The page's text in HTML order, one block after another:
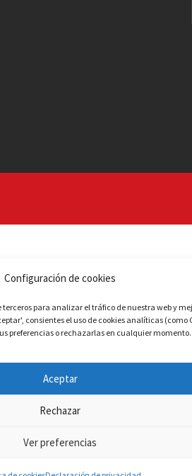
Configuración de cookies
terceros para analizar el tráfico de nuestra web y
consientes el uso de cookies analíticas (como
preferencias o rechazarlas en cualquier momento.
Aceptar
Rechazar
Ver preferencias